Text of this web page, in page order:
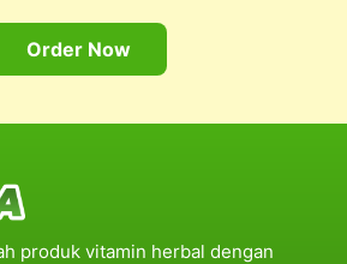
Order Now
produk vitamin herbal dengan